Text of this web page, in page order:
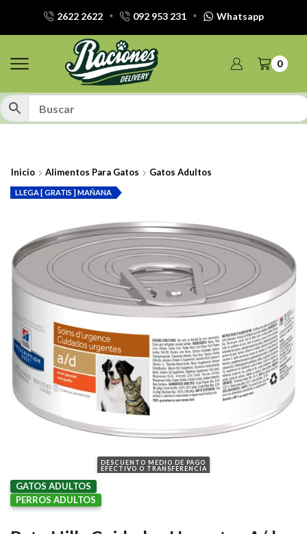
2622 2622 092 953 231 Whatsapp
0
Inicio Alimentos Para Gatos Gatos Adultos
DESCUENTO MEDIO DE PAGO
EFECTIVO O TRANSFERENCIA
LLEGA [ GRATIS ] MAÑANA
GATOS ADULTOS
PERROS ADULTOS